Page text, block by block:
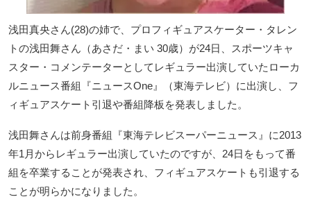
浅田真央さん(28)の姉で、プロフィギュアスケーター・タレン
トの浅田舞さん（あさだ・まい 30歳）が24日、スポーツキャ
スター・コメンテーターとしてレギュラー出演していたローカ
ルニュース番組『ニュースOne』（東海テレビ）に出演し、フ
ィギュアスケート引退や番組降板を発表しました。
浅田舞さんは前身番組『東海テレビスーパーニュース』に2013
年1月からレギュラー出演していたのですが、24日をもって番
組を卒業することが発表され、フィギュアスケートも引退する
ことが明らかになりました。